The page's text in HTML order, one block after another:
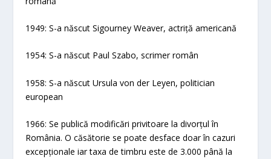
1949: S-a născut Sigourney Weaver, actriță americană
1954: S-a născut Paul Szabo, scrimer român
1958: S-a născut Ursula von der Leyen, politician
european
1966: Se publică modificări privitoare la divorțul în
România. O căsătorie se poate desface doar în cazuri
excepționale iar taxa de timbru este de 3.000 până la